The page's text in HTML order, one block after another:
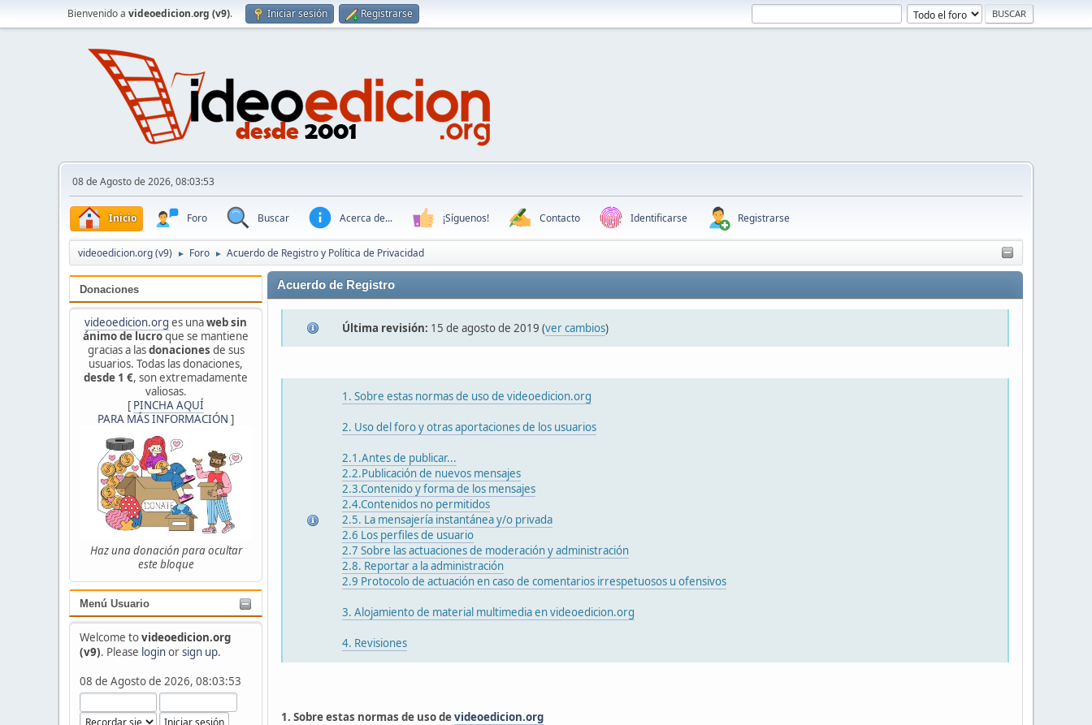
Bienvenido a videoedicion.org (v9). Iniciar sesión Registrarse
08 de Agosto de 2026, 08:03:53
Inicio Foro Buscar Acerca de... ¡Síguenos! Contacto Identificarse Registrarse
videoedicion.org (v9) ► Foro ► Acuerdo de Registro y Política de Privacidad
Donaciones
videoedicion.org es unaweb sin
ánimo de lucroque se mantiene
gracias a lasdonaciones de sus
usuarios. Todas las donaciones,
desde 1 €, son extremadamente
valiosas.
[ PINCHA AQUÍ
PARA MÁS INFORMACIÓN ]
Haz una donación para ocultar
este bloque
Menú Usuario
Welcome tovideoedicion.org
(v9). Please loginorsign up.
08 de Agosto de 2026, 08:03:53
Acuerdo de Registro
Última revisión: 15 de agosto de 2019 (ver cambios)
1. Sobre estas normas de uso de videoedicion.org
2. Uso del foro y otras aportaciones de los usuarios
2.1.Antes de publicar...
2.2.Publicación de nuevos mensajes
2.3.Contenido y forma de los mensajes
2.4.Contenidos no permitidos
2.5. La mensajería instantánea y/o privada
2.6 Los perfiles de usuario
2.7 Sobre las actuaciones de moderación y administración
2.8. Reportar a la administración
2.9 Protocolo de actuación en caso de comentarios irrespetuosos u ofensivos
3. Alojamiento de material multimedia en videoedicion.org
4. Revisiones
1. Sobre estas normas de uso devideoedicion.org